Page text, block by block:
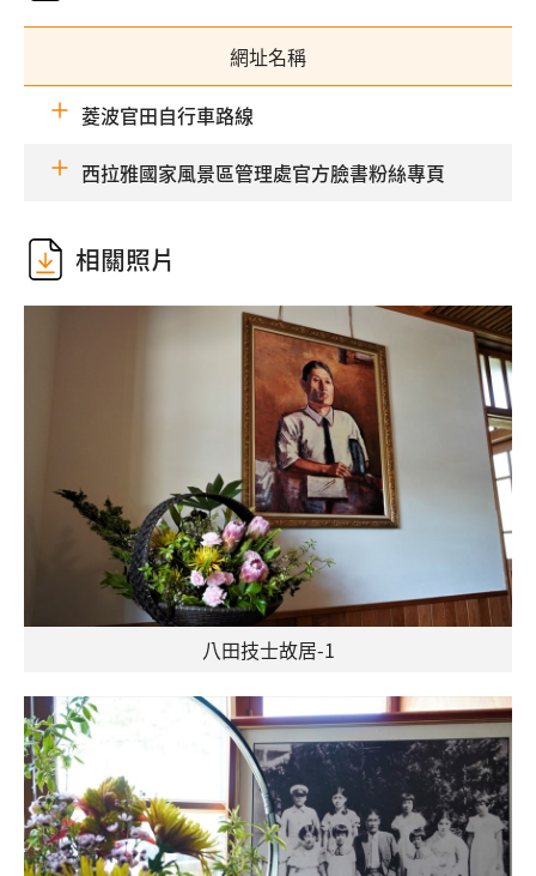
網址名稱
菱波官田自行車路線
西拉雅國家風景區管理處官方臉書粉絲專頁
相關照片
八田技士故居-1